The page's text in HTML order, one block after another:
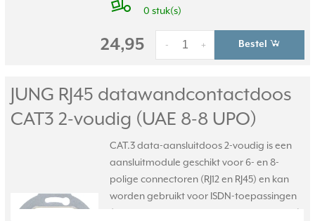
0 stuk(s)
24,95 +
- Bestel
JUNG RJ45 datawandcontactdoos
CAT3 2-voudig (UAE 8-8 UPO)
CAT.3 data-aansluitdoos 2-voudig is een
aansluitmodule geschikt voor 6- en 8-
polige connectoren (RJ12 en RJ45) en kan
worden gebruikt voor ISDN-toepassingen
(2x 8 polige gescheiden schroefcontacten).